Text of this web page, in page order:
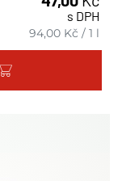
s DPH
94,00 Kč /1 l